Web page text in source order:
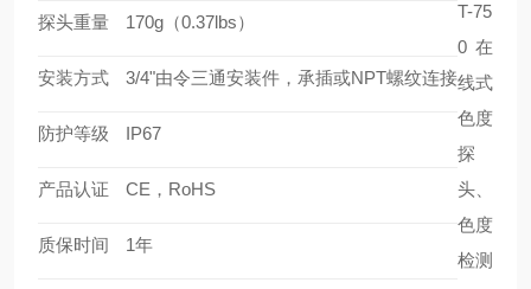
探头重量 170g（0.37lbs）
安装方式 3/4"由令三通安装件，承插或NPT螺纹连接
防护等级 IP67
产品认证 CE，RoHS
质保时间 1年
T-75
0在
线式
色度
探
头、
色度
检测